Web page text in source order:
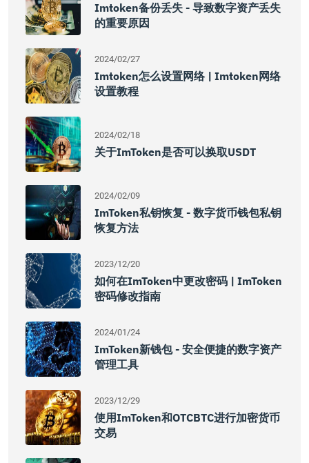
Imtoken备份丢失 - 导致数字资产丢失
的重要原因
2024/02/27
Imtoken怎么设置网络 | Imtoken网络
设置教程
2024/02/18
关于imToken是否可以换取USDT
2024/02/09
ImToken私钥恢复 - 数字货币钱包私钥
恢复方法
2023/12/20
如何在imToken中更改密码 | ImToken
密码修改指南
2024/01/24
ImToken新钱包 - 安全便捷的数字资产
管理工具
2023/12/29
使用imToken和OTCBTC进行加密货币
交易